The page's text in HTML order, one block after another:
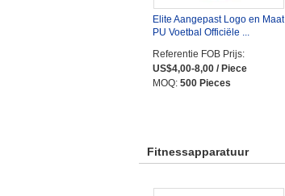
Elite Aangepast Logo en Maat
PU Voetbal Officiële ...
Referentie FOB Prijs:
US$4,00-8,00 / Piece
MOQ: 500 Pieces
Fitnessapparatuur